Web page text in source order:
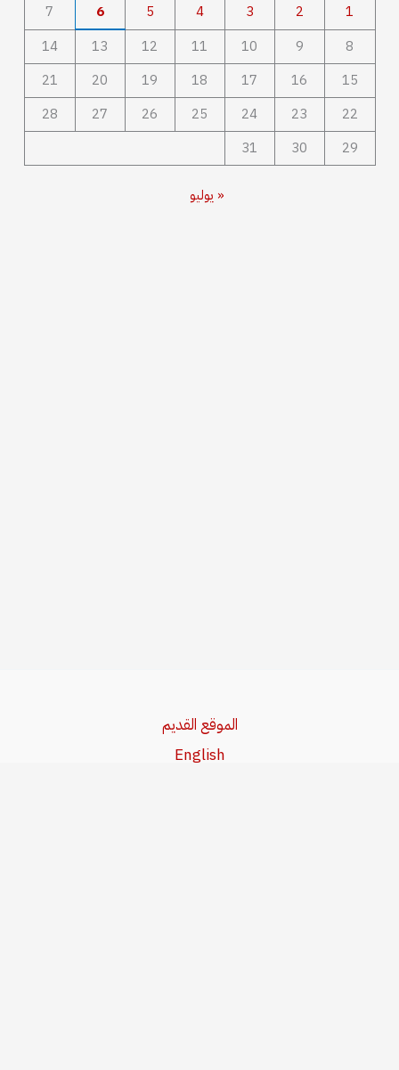
1
2
3
4
5
6
7
8
9
10
11
12
13
14
15
16
17
18
19
20
21
22
23
24
25
26
27
28
29
30
31
« يوليو
الموقع القديم
English